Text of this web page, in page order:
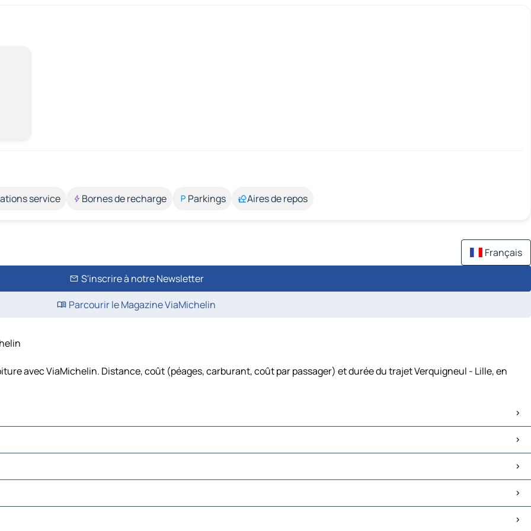
service Bornes de recharge Parkings Aires de repos
Français
S'inscrire à notre Newsletter
Parcourir le Magazine ViaMichelin
avec ViaMichelin. Distance, coût (péages, carburant, coût par passager) et durée du trajet Verquigneul - Lille, en